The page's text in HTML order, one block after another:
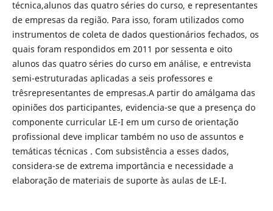
técnica,alunos das quatro séries do curso, e representantes
de empresas da região. Para isso, foram utilizados como
instrumentos de coleta de dados questionários fechados, os
quais foram respondidos em 2011 por sessenta e oito
alunos das quatro séries do curso em análise, e entrevista
semi-estruturadas aplicadas a seis professores e
trêsrepresentantes de empresas.A partir do amálgama das
opiniões dos participantes, evidencia-se que a presença do
componente curricular LE-I em um curso de orientação
profissional deve implicar também no uso de assuntos e
temáticas técnicas . Com subsistência a esses dados,
considera-se de extrema importância e necessidade a
elaboração de materiais de suporte às aulas de LE-I.